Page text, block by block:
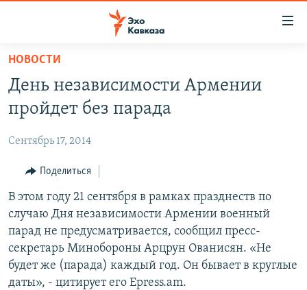
Вернуться
основному
содержанию
Вернутся
навигации
Вернутся
поиску
ТБИЛИСИ
СУХУМИ
ЦХИНВАЛИ
ВЕСЬ КАВКАЗ
СЕВЕРНЫЙ КАВКАЗ
АРМЕНИЯ
АЗЕРБАЙДЖАН
ТЕМЫ
ПОЛИТИКА
ЭКОНОМИКА
ОБЩЕСТВО
РУБРИКИ
НЕКРУГЛЫЙ СТОЛ
ГОСТЬ НЕДЕЛИ
МУЛЬТИМЕДИА
ВИДЕО
АУДИО
НОВОСТИ
День независимости Армении
пройдет без парада
Сентябрь 17, 2014
Поделиться
В этом году 21 сентября в рамках празднеств по
случаю Дня независимости Армении военный
парад не предусматривается, сообщил пресс-
секретарь Минобороны Арцрун Ованисян. «Не
будет же (парада) каждый год. Он бывает в круглые
даты», - цитирует его Epress.am.